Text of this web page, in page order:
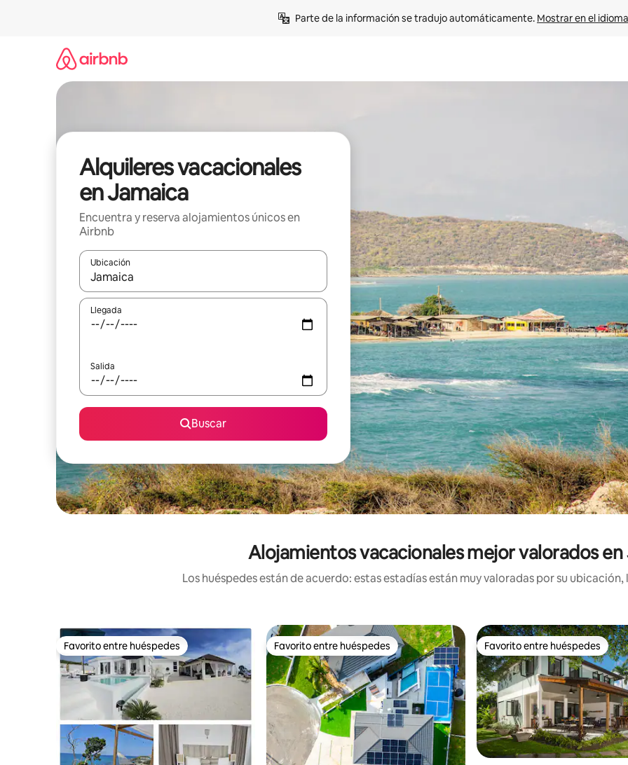
Parte de la información se tradujo automáticamente. Mostrar en el
Alquileres vacacionales
en Jamaica
Encuentra y reserva alojamientos únicos en
Airbnb
Ubicación
Cuando los resultados estén disponibles, navega con las teclas de flecha hacia arriba y hacia abajo o explora con el
Llegada
Salida
Buscar
Alojamientos vacacionales mejor valorados en
Los huéspedes están de acuerdo: estas estadías están muy valoradas por su
Favorito entre huéspedes
Favorito entre huéspedes Favorito entre huéspedes
Favorito entre huéspedes Favorito entre huéspedes
Favorito entre huéspedes